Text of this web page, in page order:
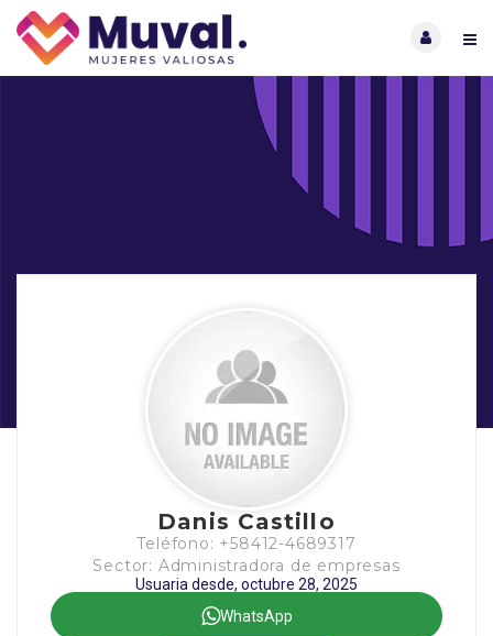
Danis Castillo
Teléfono: +58412-4689317
Sector: Administradora de empresas
Usuaria desde, octubre 28, 2025
WhatsApp